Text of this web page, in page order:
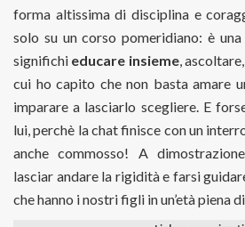
forma altissima di disciplina e
solo su un corso pomeridiano: è
significhi educare insieme,
cui ho capito che non basta amare
imparare a lasciarlo scegliere. E
lui, perchè la chat finisce con un
anche commosso! A
lasciar andare la rigidità e farsi
che hanno i nostri figli in un’età piena